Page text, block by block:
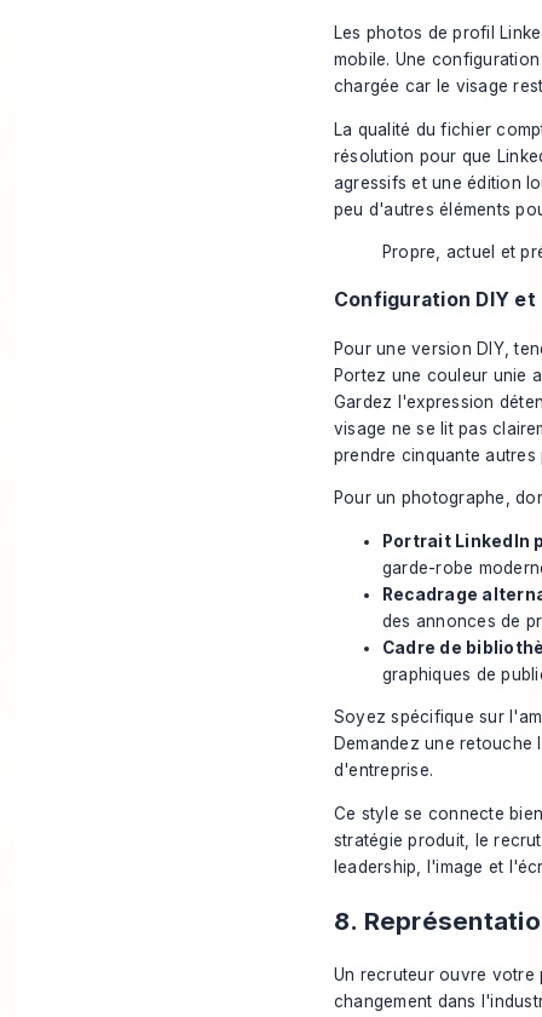
Les photos de profil
mobile. Une
chargée car le visage
La qualité du fichier
résolution pour que
agressifs et une édition
peu d'autres éléments
Propre, actuel et
Configuration DIY
Pour une version DIY,
Portez une couleur unie
Gardez l'expression
visage ne se lit pas
prendre cinquante autres
Pour un photographe,
Portrait LinkedIn
garde-robe
Recadrage
des annonces de
Cadre de
graphiques de
Soyez spécifique sur
Demandez une
d'entreprise.
Ce style se connecte
stratégie produit, le
leadership, l'image et
8.
Un recruteur ouvre votre
changement dans